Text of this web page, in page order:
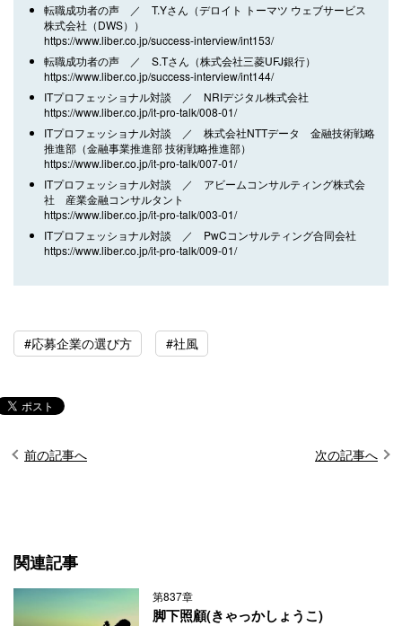
転職成功者の声 ／ T.Yさん（デロイト トーマツ ウェブサービス
株式会社（DWS））
https://www.liber.co.jp/success-interview/int153/
転職成功者の声 ／ S.Tさん（株式会社三菱UFJ銀行）
https://www.liber.co.jp/success-interview/int144/
ITプロフェッショナル対談 ／ NRIデジタル株式会社
https://www.liber.co.jp/it-pro-talk/008-01/
ITプロフェッショナル対談 ／ 株式会社NTTデータ 金融技術戦略
推進部（金融事業推進部 技術戦略推進部）
https://www.liber.co.jp/it-pro-talk/007-01/
ITプロフェッショナル対談 ／ アビームコンサルティング株式会
社 産業金融コンサルタント
https://www.liber.co.jp/it-pro-talk/003-01/
ITプロフェッショナル対談 ／ PwCコンサルティング合同会社
https://www.liber.co.jp/it-pro-talk/009-01/
#応募企業の選び方 #社風
前の記事へ 次の記事へ
関連記事
第837章
脚下照顧(きゃっかしょうこ)